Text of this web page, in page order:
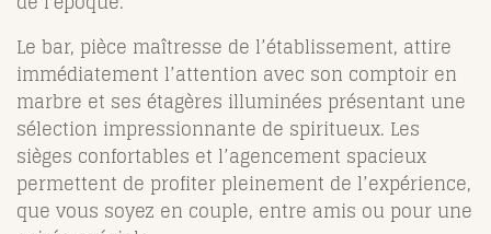
Le bar, pièce maîtresse de l’établissement, attire
immédiatement l’attention avec son comptoir en
marbre et ses étagères illuminées présentant une
sélection impressionnante de spiritueux. Les
sièges confortables et l’agencement spacieux
permettent de profiter pleinement de l’expérience,
que vous soyez en couple, entre amis ou pour une